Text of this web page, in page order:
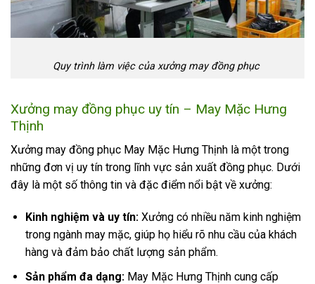
Quy trình làm việc của xưởng may đồng phục
Xưởng may đồng phục uy tín – May Mặc Hưng
Thịnh
Xưởng may đồng phục May Mặc Hưng Thịnh là một trong
những đơn vị uy tín trong lĩnh vực sản xuất đồng phục. Dưới
đây là một số thông tin và đặc điểm nổi bật về xưởng:
Kinh nghiệm và uy tín:Xưởng có nhiều năm kinh nghiệm
trong ngành may mặc, giúp họ hiểu rõ nhu cầu của khách
hàng và đảm bảo chất lượng sản phẩm.
Sản phẩm đa dạng: May Mặc Hưng Thịnh cung cấp